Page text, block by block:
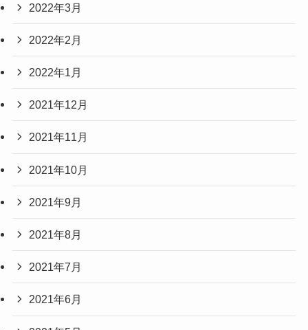
2022年3月
2022年2月
2022年1月
2021年12月
2021年11月
2021年10月
2021年9月
2021年8月
2021年7月
2021年6月